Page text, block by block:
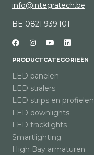
info@integratech.be
BE 0821.939.101
PRODUCTCATEGORIEËN
LED panelen
LED stralers
LED strips en profielen
LED downlights
LED tracklights
Smartlighting
High Bay armaturen